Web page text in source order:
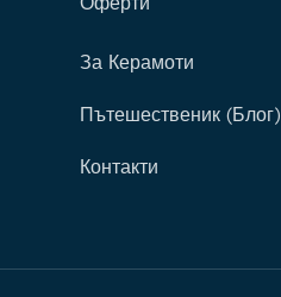
За Керамоти
Пътешественик (Блог)
Контакти